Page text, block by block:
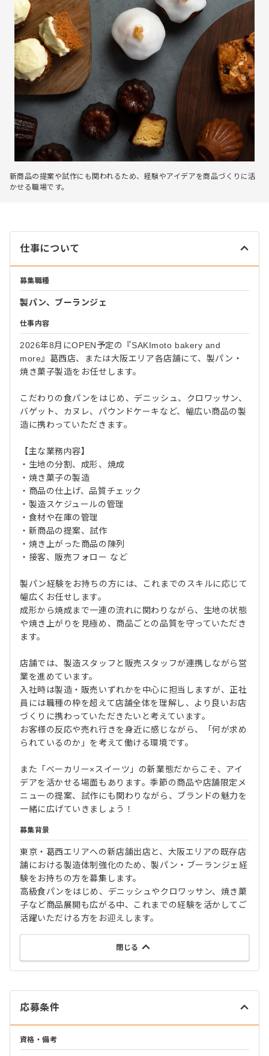
新商品の提案や試作にも関われるため、経験やアイデアを商品づくりに活
かせる職場です。
仕事について
募集職種
製パン、ブーランジェ
仕事内容
2026年8月にOPEN予定の『SAKImoto bakery and
more』葛西店、または大阪エリア各店舗にて、製パン・
焼き菓子製造をお任せします。
こだわりの食パンをはじめ、デニッシュ、クロワッサン、
バゲット、カヌレ、パウンドケーキなど、幅広い商品の製
造に携わっていただきます。
【主な業務内容】
・生地の分割、成形、焼成
・焼き菓子の製造
・商品の仕上げ、品質チェック
・製造スケジュールの管理
・食材や在庫の管理
・新商品の提案、試作
・焼き上がった商品の陳列
・接客、販売フォロー など
製パン経験をお持ちの方には、これまでのスキルに応じて
幅広くお任せします。
成形から焼成まで一連の流れに関わりながら、生地の状態
や焼き上がりを見極め、商品ごとの品質を守っていただき
ます。
店舗では、製造スタッフと販売スタッフが連携しながら営
業を進めています。
入社時は製造・販売いずれかを中心に担当しますが、正社
員には職種の枠を超えて店舗全体を理解し、より良いお店
づくりに携わっていただきたいと考えています。
お客様の反応や売れ行きを身近に感じながら、「何が求め
られているのか」を考えて働ける環境です。
また「ベーカリー×スイーツ」の新業態だからこそ、アイ
デアを活かせる場面もあります。季節の商品や店舗限定メ
ニューの提案、試作にも関わりながら、ブランドの魅力を
一緒に広げていきましょう！
募集背景
東京・葛西エリアへの新店舗出店と、大阪エリアの既存店
舗における製造体制強化のため、製パン・ブーランジェ経
験をお持ちの方を募集します。
高級食パンをはじめ、デニッシュやクロワッサン、焼き菓
子など商品展開も広がる中、これまでの経験を活かしてご
活躍いただける方をお迎えします。
閉じる
応募条件
資格・備考